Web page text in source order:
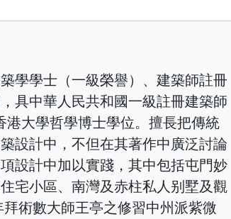
學學士（一級榮譽）、建築師註冊
具中華人民共和國一級註冊建築師
港大學哲學博士學位。擅長把傳統
設計中，不但在其著作中廣泛討論
設計中加以實踐，其中包括屯門妙
宅小區、南灣及赤柱私人别墅及觀
術數大師王亭之修習中州派紫微